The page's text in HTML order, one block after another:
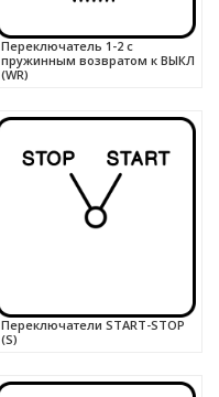
Переключатель 1-2 с
пружинным возвратом к ВЫКЛ
(WR)
Переключатели START-STOP
(S)